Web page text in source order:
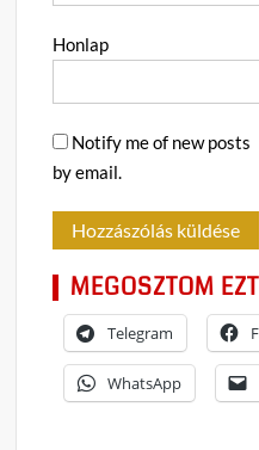
Honlap
Notify me of new posts
by email.
MEGOSZTOM
Telegram
WhatsApp